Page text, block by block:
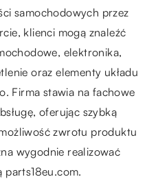
samochodowych przez
klienci mogą znaleźć
elektronika,
oraz elementy układu
Firma stawia na fachowe
oferując szybką
zwrotu produktu
wygodnie realizować